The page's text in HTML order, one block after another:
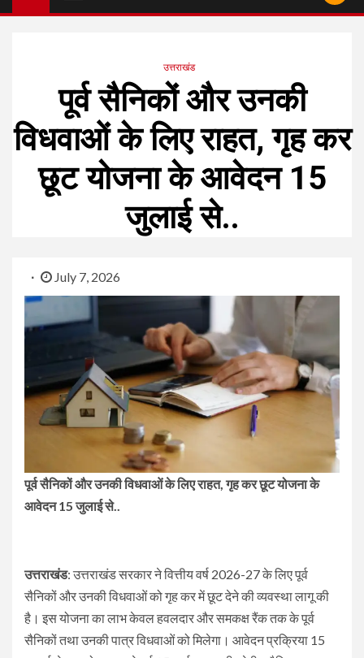
उत्तराखंड
पूर्व सैनिकों और उनकी
विधवाओं के लिए राहत, गृह कर
छूट योजना के आवेदन 15
जुलाई से..
July 7, 2026
पूर्व सैनिकों और उनकी विधवाओं के लिए राहत, गृह कर छूट योजना के
आवेदन 15 जुलाई से..
उत्तराखंड: उत्तराखंड सरकार ने वित्तीय वर्ष 2026-27 के लिए पूर्व
सैनिकों और उनकी विधवाओं को गृह कर में छूट देने की व्यवस्था लागू की
है। इस योजना का लाभ केवल हवलदार और समकक्ष रैंक तक के पूर्व
सैनिकों तथा उनकी पात्र विधवाओं को मिलेगा। आवेदन प्रक्रिया 15